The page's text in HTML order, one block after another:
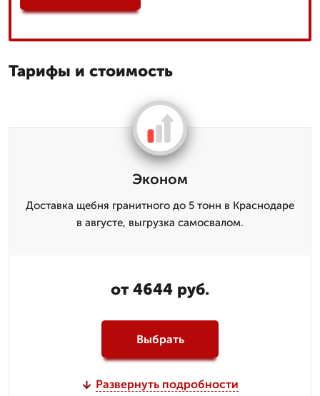
Тарифы и стоимость
Эконом
Доставка щебня гранитного до 5 тонн в Краснодаре
в августе, выгрузка самосвалом.
от 4644 руб.
Выбрать
Развернуть подробности